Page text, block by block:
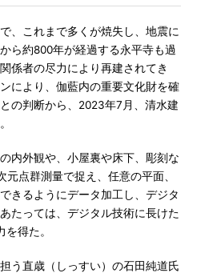
、これまで多くが焼失し、地震に
ら約800年が経過する永平寺も過
係者の尽力により再建されてき
により、伽藍内の重要文化財を確
の判断から、2023年7月、清水建
内外観や、小屋裏や床下、彫刻な
点群測量で捉え、任意の平面、
きるようにデータ加工し、デジタ
たっては、デジタル技術に長けた
得た。
う直歳（しっすい）の石田純道氏